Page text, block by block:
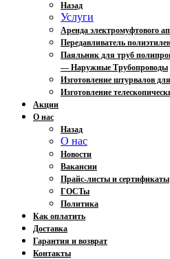
Назад
Услуги
Аренда электромуфтового
Передавливатель
Паяльник для труб
— Наружные Трубопроводы
Изготовление штурвалов
Изготовление
Акции
О нас
Назад
О нас
Новости
Вакансии
Прайс-листы и сертификаты
ГОСТы
Политика
Как оплатить
Доставка
Гарантия и возврат
Контакты